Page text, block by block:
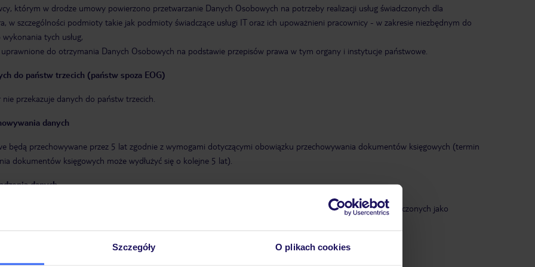
Szczegóły O plikach cookies
którym w drodze umowy powierzono przetwarzanie Danych Osobowych na potrzeby realizacji usług świadczonych dla
w szczególności podmioty takie jak podmioty świadczące usługi IT oraz ich upoważnieni pracownicy - w zakresie niezbędnym do
wykonania tych usług,
do otrzymania Danych Osobowych na podstawie przepisów prawa w tym organy i instytucje państwowe.
do państw trzecich (państw spoza EOG)
przekazuje danych do państw trzecich.
danych
będą przechowywane przez 5 lat zgodnie z wymogami dotyczącymi obowiązku przechowywania dokumentów księgowych (termin
dokumentów księgowych może wydłużyć się o kolejne 5 lat).
danych
Osobowych przez osobę, której dane dotyczą jest warunkiem wystawienia faktury. Niepodanie danych oznaczonych jako
z przetwarzaniem Danych Osobowych